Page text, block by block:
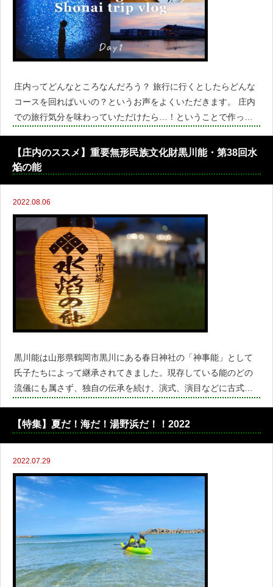
庄内ってどんなところなんだろう？ 旅行に行くとしたらどんな
コースを回ればいいの？というお声をよくいただきます。 庄内
での旅行気分を味わっていただけたら…！ということで作った
していただいたのは、ミュージカル「テニスの王子様」や日中
青年交流ア
【庄内のススメ】重要無形民族文化財黒川能・第38回水
焔の能
2022.08.06
黒川能は山形県鶴岡市黒川にある春日神社の「神事能」として
氏子たちによって継承されてきました。現存している能のどの
流儀にも属さず、独自の伝承を続け、演式、演目などに古式を
たか、究明されていないそうですが、室町時代に織られた能装
束が残って
【特集】夏だ！海だ！湯野浜だ！！2022
2022.07.29